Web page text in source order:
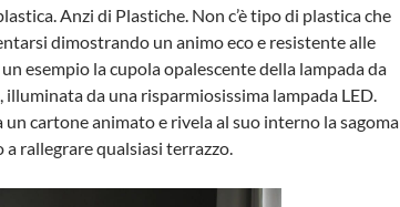
Anzi di Plastiche. Non c’è tipo di plastica che
dimostrando un animo eco e resistente alle
esempio la cupola opalescente della lampada da
, illuminata da una risparmiosissima lampada LED.
un cartone animato e rivela al suo interno la sagoma
rallegrare qualsiasi terrazzo.